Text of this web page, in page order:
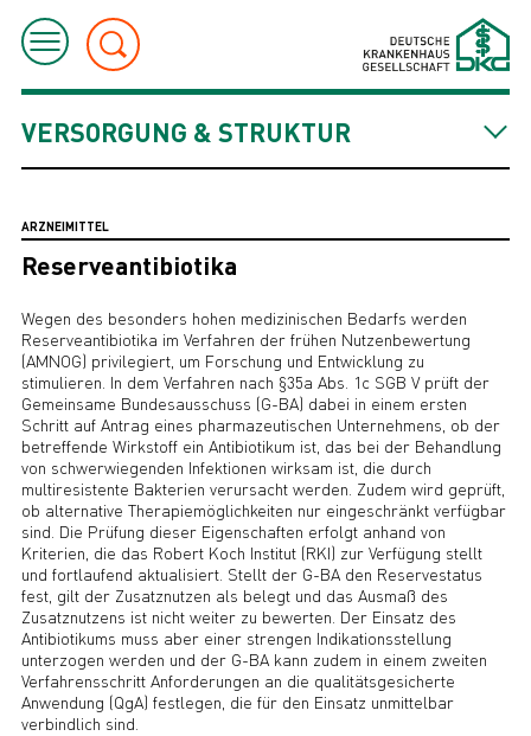
VERSORGUNG & STRUKTUR
ARZNEIMITTEL
Reserveantibiotika
Wegen des besonders hohen medizinischen Bedarfs werden
Reserveantibiotika im Verfahren der frühen Nutzenbewertung
(AMNOG) privilegiert, um Forschung und Entwicklung zu
stimulieren. In dem Verfahren nach §35a Abs. 1c SGB V prüft der
Gemeinsame Bundesausschuss (G-BA) dabei in einem ersten
Schritt auf Antrag eines pharmazeutischen Unternehmens, ob der
betreffende Wirkstoff ein Antibiotikum ist, das bei der Behandlung
von schwerwiegenden Infektionen wirksam ist, die durch
multiresistente Bakterien verursacht werden. Zudem wird geprüft,
ob alternative Therapiemöglichkeiten nur eingeschränkt verfügbar
sind. Die Prüfung dieser Eigenschaften erfolgt anhand von
Kriterien, die das Robert Koch Institut (RKI) zur Verfügung stellt
und fortlaufend aktualisiert. Stellt der G-BA den Reservestatus
fest, gilt der Zusatznutzen als belegt und das Ausmaß des
Zusatznutzens ist nicht weiter zu bewerten. Der Einsatz des
Antibiotikums muss aber einer strengen Indikationsstellung
unterzogen werden und der G-BA kann zudem in einem zweiten
Verfahrensschritt Anforderungen an die qualitätsgesicherte
Anwendung (QgA) festlegen, die für den Einsatz unmittelbar
verbindlich sind.